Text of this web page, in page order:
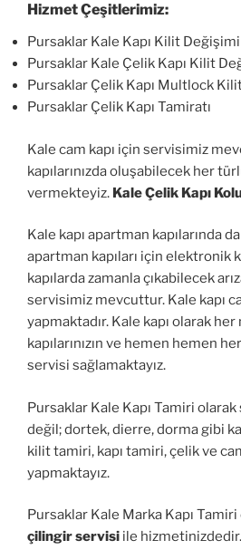
Hizmet Çeşitlerimiz:
Pursaklar Kale Kapı Kilit Değişimi
Pursaklar Kale Çelik Kapı Kilit
Pursaklar Çelik Kapı Multlock
Pursaklar Çelik Kapı Tamiratı
Kale cam kapı için servisimiz
kapılarınızda oluşabilecek her
vermekteyiz. Kale Çelik Kapı
Kale kapı apartman kapılarında
apartman kapıları için elektronik
kapılarda zamanla çıkabilecek
servisimiz mevcuttur. Kale kapı
yapmaktadır. Kale kapı olarak
kapılarınızın ve hemen hemen
servisi sağlamaktayız.
Pursaklar Kale Kapı Tamiri olarak
değil; dortek, dierre, dorma gibi
kilit tamiri, kapı tamiri, çelik ve
yapmaktayız.
Pursaklar Kale Marka Kapı
çilingir servisi ile hizmetinizdedir.